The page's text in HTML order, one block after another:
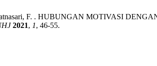
F. . HUBUNGAN MOTIVASI
2021, 1, 46-55.